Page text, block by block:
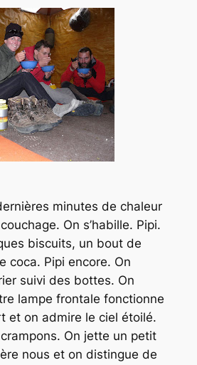
minutes de chaleur
On s’habille. Pipi.
biscuits, un bout de
coca. Pipi encore. On
suivi des bottes. On
lampe frontale fonctionne
et on admire le ciel étoilé.
On jette un petit
nous et on distingue de